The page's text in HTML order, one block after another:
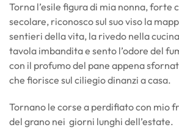
Torna l’esile figura di mia nonna, forte
secolare, riconosco sul suo viso la
sentieri della vita, la rivedo nella
tavola imbandita e sento l’odore del
con il profumo del pane appena
che fiorisce sul ciliegio dinanzi a casa.
Tornano le corse a perdifiato con mio
del grano nei giorni lunghi dell’estate.